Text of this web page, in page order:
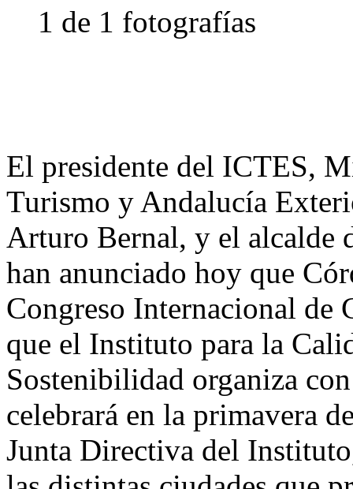
1 de 1 fotografías
El presidente del ICTES,
Turismo y Andalucía
Arturo Bernal, y el alcalde
han anunciado hoy que
Congreso Internacional de
que el Instituto para la
Sostenibilidad organiza
celebrará en la primavera
Junta Directiva del